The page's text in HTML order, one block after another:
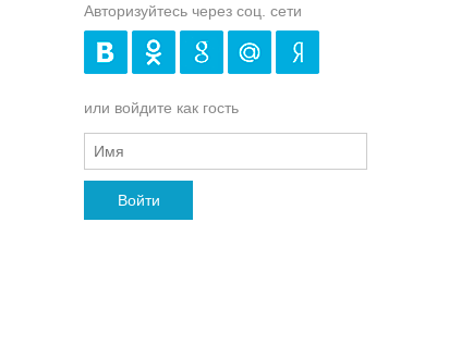
Авторизуйтесь через соц. сети
или войдите как гость
Войти